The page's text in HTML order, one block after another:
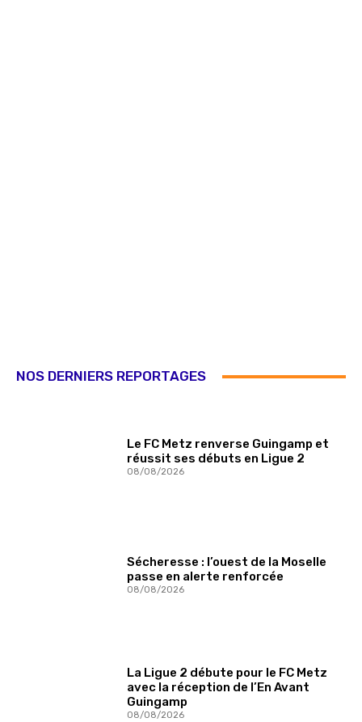
NOS DERNIERS REPORTAGES
Le FC Metz renverse Guingamp et
réussit ses débuts en Ligue 2
08/08/2026
Sécheresse : l’ouest de la Moselle
passe en alerte renforcée
08/08/2026
La Ligue 2 débute pour le FC Metz
avec la réception de l’En Avant
Guingamp
08/08/2026